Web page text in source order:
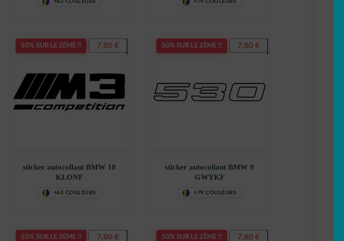
+63 COULEURS +79 COULEURS
50% SUR LE 2ÈME !!
sticker autocollant BMW 10
KLONF
+63 COULEURS
7,80€ 50% SUR LE 2ÈME !!
sticker autocollant BMW 9
GWYKF
+79 COULEURS
7,80 €
50% SUR LE 2ÈME !! 7,80€ 50% SUR LE 2ÈME !! 7,80 €